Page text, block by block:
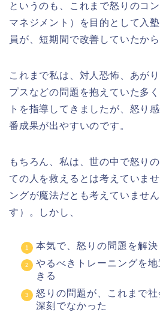
というのも、これまで怒りのコ
マネジメント）を目的として入
員が、短期間で改善していたから
これまで私は、対人恐怖、あが
プスなどの問題を抱えていた多
トを指導してきましたが、怒り
番成果が出やすいのです。
もちろん、私は、世の中で怒り
ての人を救えるとは考えていま
ングが魔法だとも考えていませ
す）。しかし、
本気で、怒りの問題を解
やるべきトレーニングを
きる
怒りの問題が、これまで
深刻でなかった